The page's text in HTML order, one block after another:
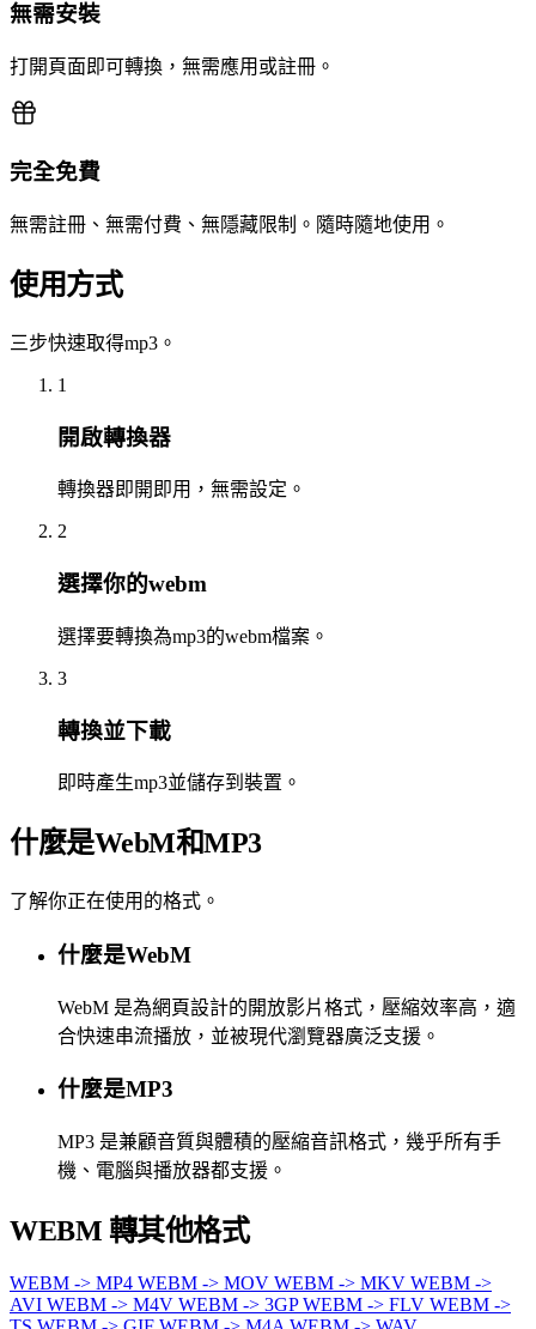
無需安裝
打開頁面即可轉換，無需應用或註冊。
完全免費
無需註冊、無需付費、無隱藏限制。隨時隨地使用。
使用方式
三步快速取得mp3。
1
開啟轉換器
轉換器即開即用，無需設定。
2
選擇你的webm
選擇要轉換為mp3的webm檔案。
3
轉換並下載
即時產生mp3並儲存到裝置。
什麼是WebM和MP3
了解你正在使用的格式。
什麼是WebM
WebM 是為網頁設計的開放影片格式，壓縮效率高，適
合快速串流播放，並被現代瀏覽器廣泛支援。
什麼是MP3
MP3 是兼顧音質與體積的壓縮音訊格式，幾乎所有手
機、電腦與播放器都支援。
WEBM 轉其他格式
WEBM -> MP4 WEBM -> MOV WEBM -> MKV WEBM ->
AVI WEBM -> M4V WEBM -> 3GPWEBM -> FLV WEBM ->